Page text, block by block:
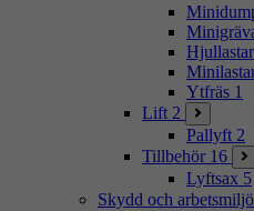
Ytfräs 1
Lift 2
Pallyft 2
Tillbehör 16
Lyftsax 5
Skydd och arbetsmiljö